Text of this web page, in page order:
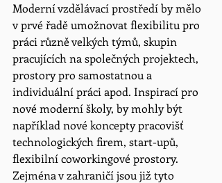
Moderní vzdělávací prostředí by mělo
v prvé řadě umožnovat flexibilitu pro
práci různě velkých týmů, skupin
pracujících na společných projektech,
prostory pro samostatnou a
individuální práci apod. Inspirací pro
nové moderní školy, by mohly být
například nové koncepty pracovišť
technologických firem, start-upů,
flexibilní coworkingové prostory.
Zejména v zahraničí jsou již tyto